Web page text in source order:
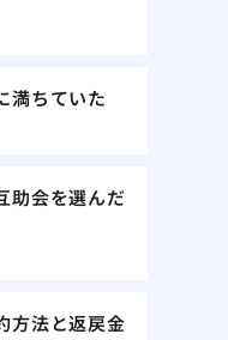
満ちていた
助会を選んだ
方法と返戻金